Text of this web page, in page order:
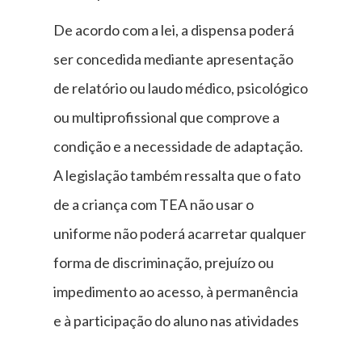
De acordo com a lei, a dispensa poderá
ser concedida mediante apresentação
de relatório ou laudo médico, psicológico
ou multiprofissional que comprove a
condição e a necessidade de adaptação.
A legislação também ressalta que o fato
de a criança com TEA não usar o
uniforme não poderá acarretar qualquer
forma de discriminação, prejuízo ou
impedimento ao acesso, à permanência
e à participação do aluno nas atividades